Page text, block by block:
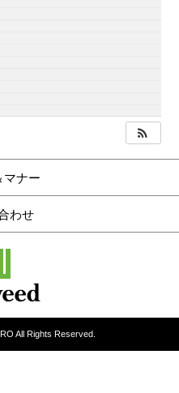
マナー
わせ
All Rights Reserved.